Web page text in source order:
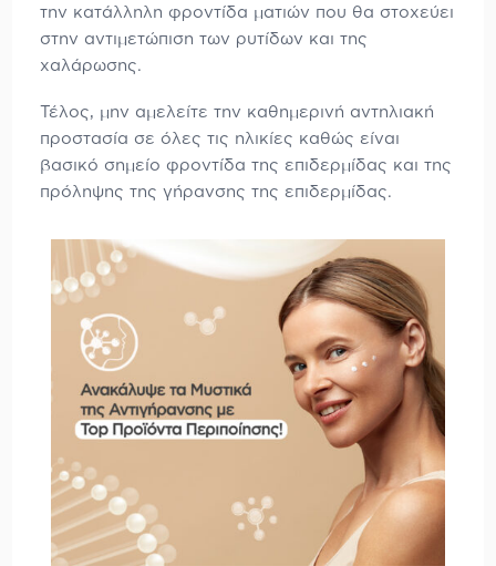
την κατάλληλη φροντίδα ματιών που θα στοχεύει
στην αντιμετώπιση των ρυτίδων και της
χαλάρωσης.
Τέλος, μην αμελείτε την καθημερινή αντηλιακή
προστασία σε όλες τις ηλικίες καθώς είναι
βασικό σημείο φροντίδα της επιδερμίδας και της
πρόληψης της γήρανσης της επιδερμίδας.